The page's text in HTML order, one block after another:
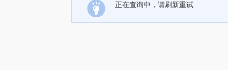
正在查询中，请刷新重试